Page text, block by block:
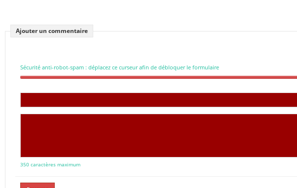
Ajouter un commentaire
Sécurité anti-robot-spam : déplacez ce curseur afin de débloquer le formulaire
350 caractères maximum